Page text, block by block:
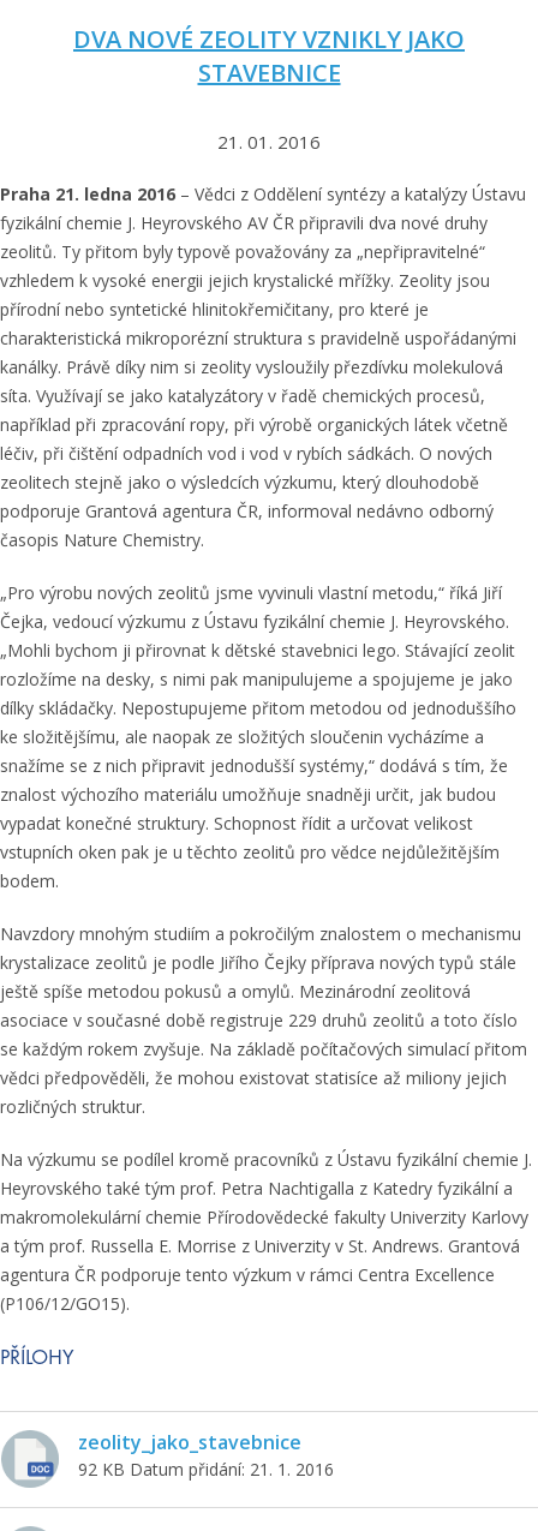
DVA NOVÉ ZEOLITY VZNIKLY JAKO
STAVEBNICE
21. 01. 2016
Praha 21. ledna 2016 – Vědci z Oddělení syntézy a katalýzy Ústavu
fyzikální chemie J. Heyrovského AV ČR připravili dva nové druhy
zeolitů. Ty přitom byly typově považovány za „nepřipravitelné“
vzhledem k vysoké energii jejich krystalické mřížky. Zeolity jsou
přírodní nebo syntetické hlinitokřemičitany, pro které je
charakteristická mikroporézní struktura s pravidelně uspořádanými
kanálky. Právě díky nim si zeolity vysloužily přezdívku molekulová
síta. Využívají se jako katalyzátory v řadě chemických procesů,
například při zpracování ropy, při výrobě organických látek včetně
léčiv, při čištění odpadních vod i vod v rybích sádkách. O nových
zeolitech stejně jako o výsledcích výzkumu, který dlouhodobě
podporuje Grantová agentura ČR, informoval nedávno odborný
časopis Nature Chemistry.
„Pro výrobu nových zeolitů jsme vyvinuli vlastní metodu,“ říká Jiří
Čejka, vedoucí výzkumu z Ústavu fyzikální chemie J. Heyrovského.
„Mohli bychom ji přirovnat k dětské stavebnici lego. Stávající zeolit
rozložíme na desky, s nimi pak manipulujeme a spojujeme je jako
dílky skládačky. Nepostupujeme přitom metodou od jednoduššího
ke složitějšímu, ale naopak ze složitých sloučenin vycházíme a
snažíme se z nich připravit jednodušší systémy,“ dodává s tím, že
znalost výchozího materiálu umožňuje snadněji určit, jak budou
vypadat konečné struktury. Schopnost řídit a určovat velikost
vstupních oken pak je u těchto zeolitů pro vědce nejdůležitějším
bodem.
Navzdory mnohým studiím a pokročilým znalostem o mechanismu
krystalizace zeolitů je podle Jiřího Čejky příprava nových typů stále
ještě spíše metodou pokusů a omylů. Mezinárodní zeolitová
asociace v současné době registruje 229 druhů zeolitů a toto číslo
se každým rokem zvyšuje. Na základě počítačových simulací přitom
vědci předpověděli, že mohou existovat statisíce až miliony jejich
rozličných struktur.
Na výzkumu se podílel kromě pracovníků z Ústavu fyzikální chemie J.
Heyrovského také tým prof. Petra Nachtigalla z Katedry fyzikální a
makromolekulární chemie Přírodovědecké fakulty Univerzity Karlovy
a tým prof. Russella E. Morrise z Univerzity v St. Andrews. Grantová
agentura ČR podporuje tento výzkum v rámci Centra Excellence
(P106/12/GO15).
PŘÍLOHY
zeolity_jako_stavebnice
92 KB Datum přidání: 21. 1. 2016